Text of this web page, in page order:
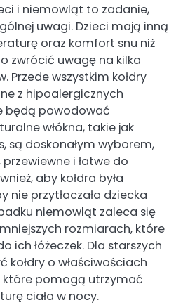
i niemowląt to zadanie,
uwagi. Dzieci mają inną
oraz komfort snu niż
zwrócić uwagę na kilka
Przede wszystkim kołdry
z hipoalergicznych
będą powodować
włókna, takie jak
są doskonałym wyborem,
i łatwe do
aby kołdra była
nie przytłaczała dziecka
niemowląt zaleca się
rozmiarach, które
ich łóżeczek. Dla starszych
kołdry o właściwościach
pomogą utrzymać
ciała w nocy.